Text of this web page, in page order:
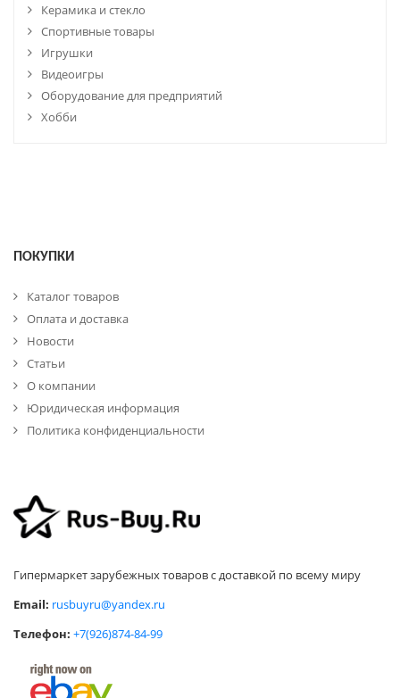
Керамика и стекло
Спортивные товары
Игрушки
Видеоигры
Оборудование для предприятий
Хобби
ПОКУПКИ
Каталог товаров
Оплата и доставка
Новости
Статьи
О компании
Юридическая информация
Политика конфиденциальности
Гипермаркет зарубежных товаров с доставкой по всему миру
Email: rusbuyru@yandex.ru
Телефон: +7(926)874-84-99